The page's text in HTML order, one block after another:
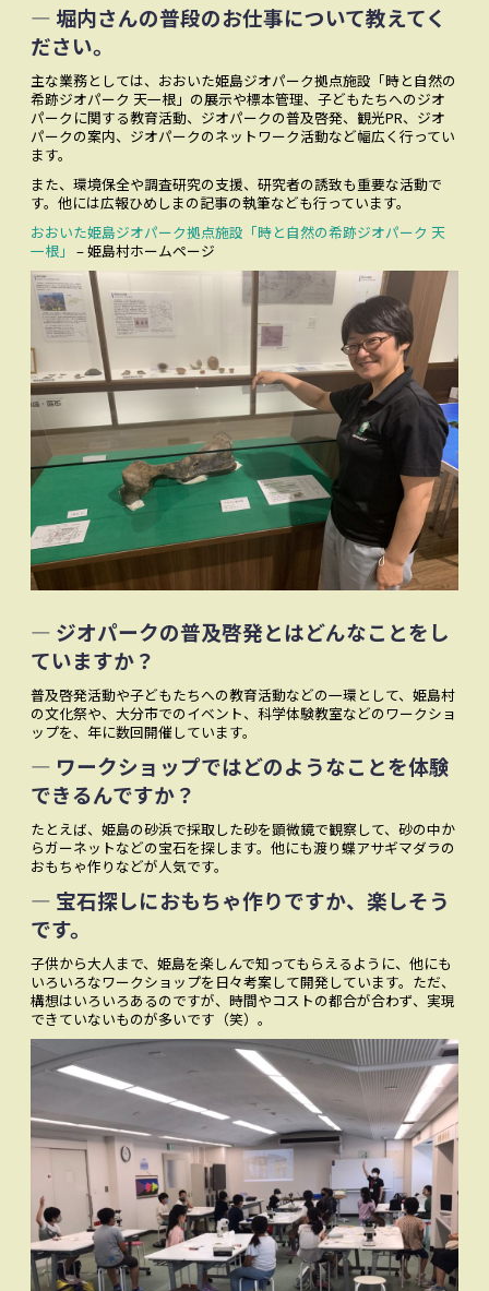
― 堀内さんの普段のお仕事について教えてく
ださい。
主な業務としては、おおいた姫島ジオパーク拠点施設「時と自然の
希跡ジオパーク 天一根」の展示や標本管理、子どもたちへのジオ
パークに関する教育活動、ジオパークの普及啓発、観光PR、ジオ
パークの案内、ジオパークのネットワーク活動など幅広く行ってい
ます。
また、環境保全や調査研究の支援、研究者の誘致も重要な活動で
す。他には広報ひめしまの記事の執筆なども行っています。
おおいた姫島ジオパーク拠点施設「時と自然の希跡ジオパーク 天
一根」 – 姫島村ホームページ
― ジオパークの普及啓発とはどんなことをし
ていますか？
普及啓発活動や子どもたちへの教育活動などの一環として、姫島村
の文化祭や、大分市でのイベント、科学体験教室などのワークショ
ップを、年に数回開催しています。
― ワークショップではどのようなことを体験
できるんですか？
たとえば、姫島の砂浜で採取した砂を顕微鏡で観察して、砂の中か
らガーネットなどの宝石を探します。他にも渡り蝶アサギマダラの
おもちゃ作りなどが人気です。
― 宝石探しにおもちゃ作りですか、楽しそう
です。
子供から大人まで、姫島を楽しんで知ってもらえるように、他にも
いろいろなワークショップを日々考案して開発しています。ただ、
構想はいろいろあるのですが、時間やコストの都合が合わず、実現
できていないものが多いです（笑）。